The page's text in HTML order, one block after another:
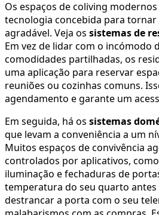
Os espaços de coliving
tecnologia concebida para tornar
agradável. Veja os sistemas de
Em vez de lidar com o incómodo
comodidades partilhadas, os
uma aplicação para reservar
reuniões ou cozinhas comuns.
agendamento e garante um
Em seguida, há os sistemas
que levam a conveniência a um
Muitos espaços de convivência
controlados por aplicativos,
iluminação e fechaduras de
temperatura do seu quarto
destrancar a porta com o seu